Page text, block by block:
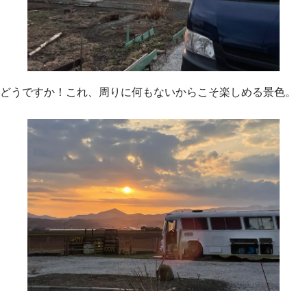
どうですか！これ、周りに何もないからこそ楽しめる景色。